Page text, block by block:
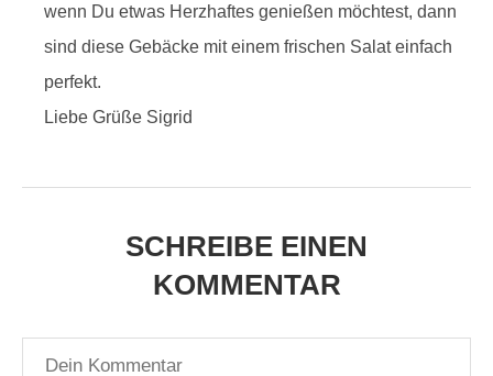
wenn Du etwas Herzhaftes genießen möchtest, dann
sind diese Gebäcke mit einem frischen Salat einfach
perfekt.
Liebe Grüße Sigrid
SCHREIBE EINEN
KOMMENTAR